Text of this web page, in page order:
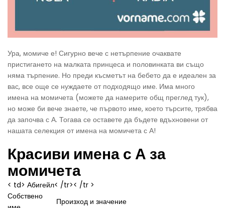
Ура, момиче е! Сигурно вече с нетърпение очаквате
пристигането на малката принцеса и половинката ви също
няма търпение. Но преди късметът на бебето да е идеален за
вас, все още се нуждаете от подходящо име. Има много
имена на момичета (можете да намерите общ преглед тук),
но може би вече знаете, че първото име, което търсите, трябва
да започва с А. Тогава се оставете да бъдете вдъхновени от
нашата селекция от имена на момичета с А!
Красиви имена с А за
момичета
< td> Абигейл< /tr>< /tr >
Собствено
Произход и значение